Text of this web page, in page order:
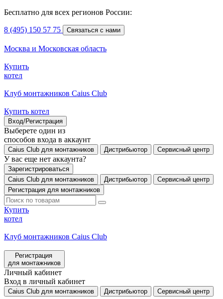
Бесплатно для всех регионов России:
8 (495) 150 57 75 Связаться с нами
Москва и Московская область
Купить
котел
Клуб монтажников Caius Club
Купить котел
Вход/Регистрация
Выберете один из
способов входа в аккаунт
Caius Club для монтажников Дистрибьютор Сервисный центр
У вас еще нет аккаунта?
Зарегистрироваться
Caius Club для монтажников
Дистрибьютор
Сервисный центр
Регистрация для монтажников
Купить
котел
Клуб монтажников Caius Club
Регистрация
для монтажников
Личный кабинет
Вход в личный кабинет
Caius Club для монтажников Дистрибьютор Сервисный центр